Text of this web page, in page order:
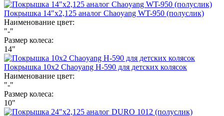
Покрышка 14"х2,125 аналог Chaoyang WT-950 (полуслик)
Наименование цвет:
"-"
Размер колеса:
14"
Покрышка 10х2 Chaoyang Н-590 для детских колясок
Наименование цвет:
"-"
Размер колеса:
10"